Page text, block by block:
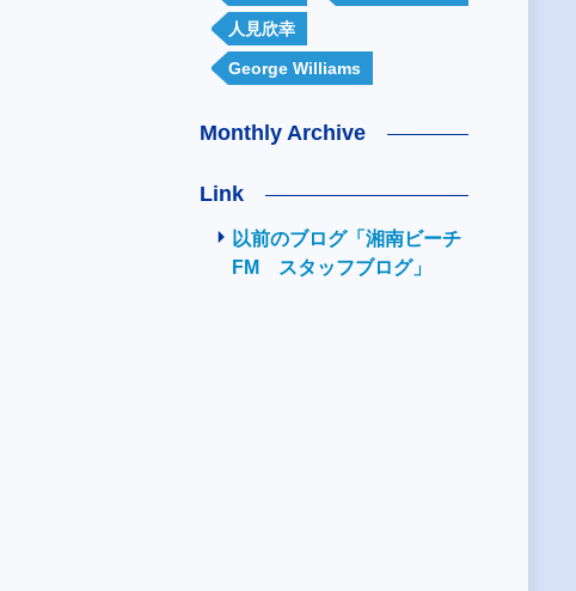
人見欣幸
George Williams
Monthly Archive
Link
以前のブログ「湘南ビーチ
FM スタッフブログ」